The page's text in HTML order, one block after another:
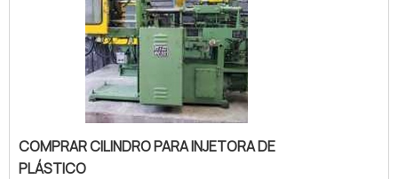
COMPRAR CILINDRO PARA INJETORA DE
PLÁSTICO